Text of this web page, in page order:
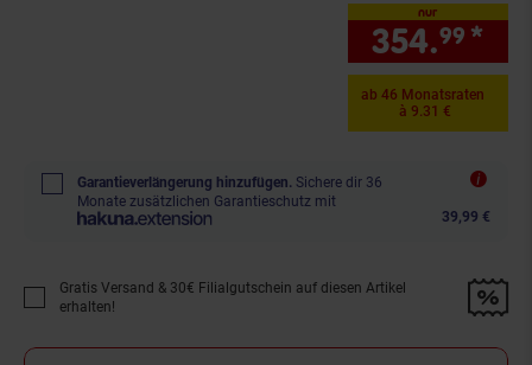
nur
354.99 *
ab 46 Monatsraten
à 9.31 €
Garantieverlängerung hinzufügen. Sichere dir 36
Monate zusätzlichen Garantieschutz mit
39,99 €
Promotion "Gratis Versand &amp; 30€ Filialgutschein auf diesen Artikel
Gratis Versand & 30€ Filialgutschein auf diesen Artikel
erhalten!